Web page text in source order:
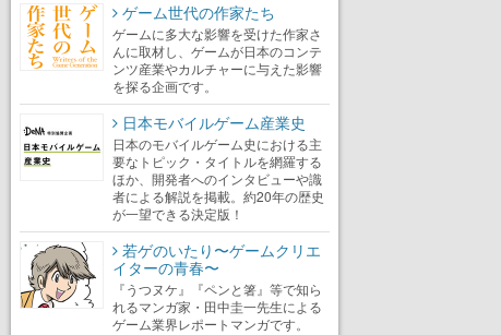
ゲーム世代の作家たち
ゲームに多大な影響を受けた作家さ
んに取材し、ゲームが日本のコンテ
ンツ産業やカルチャーに与えた影響
を探る企画です。
日本モバイルゲーム産業史
日本のモバイルゲーム史における主
要なトピック・タイトルを網羅する
ほか、開発者へのインタビューや識
者による解説を掲載。約20年の歴史
が一望できる決定版！
若ゲのいたり〜ゲームクリエ
イターの青春〜
『うつヌケ』『ペンと箸』等で知ら
れるマンガ家・田中圭一先生による
ゲーム業界レポートマンガです。